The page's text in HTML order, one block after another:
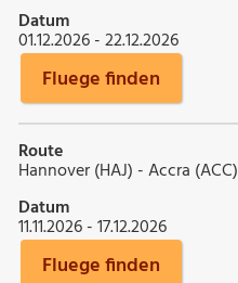
Datum
01.12.2026 - 22.12.2026
Fluege finden
Route
Hannover (HAJ) - Accra (ACC)
Datum
11.11.2026 - 17.12.2026
Fluege finden